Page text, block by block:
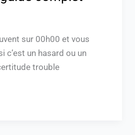
sur 00h00 et vous
c’est un hasard ou un
trouble